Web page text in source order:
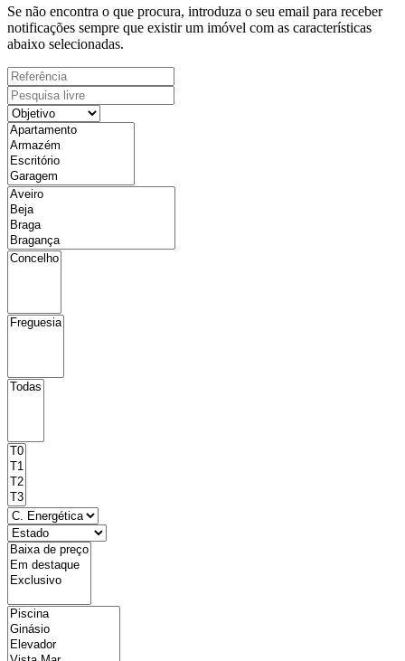
Se não encontra o que procura, introduza o seu email para receber
notificações sempre que existir um imóvel com as características
abaixo selecionadas.